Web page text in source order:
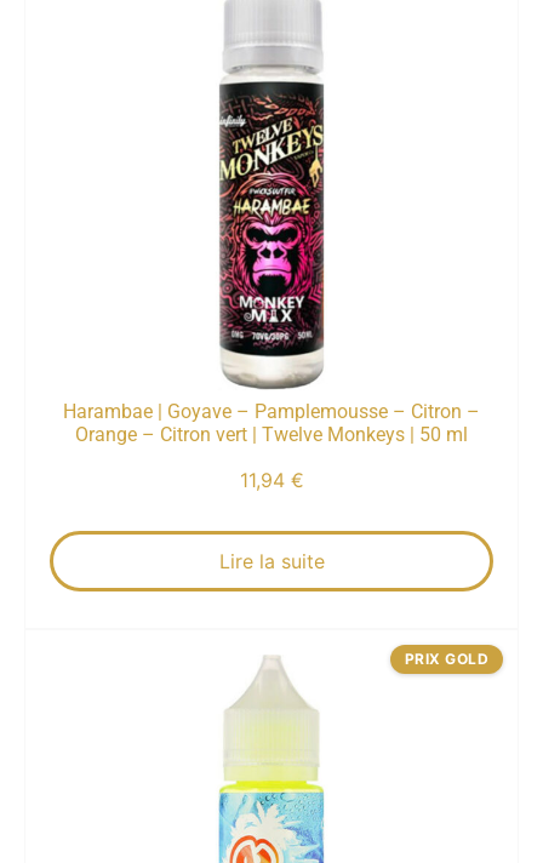
Harambae | Goyave – Pamplemousse – Citron –
Orange – Citron vert | Twelve Monkeys | 50 ml
11,94 €
Lire la suite
PRIX GOLD